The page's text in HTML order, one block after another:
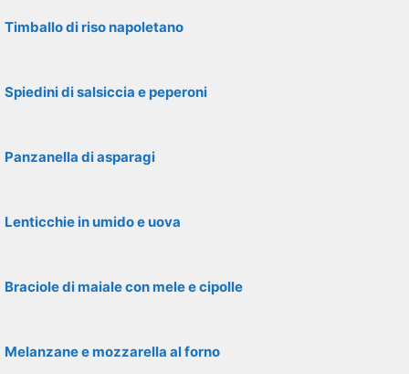
Timballo di riso napoletano
Spiedini di salsiccia e peperoni
Panzanella di asparagi
Lenticchie in umido e uova
Braciole di maiale con mele e cipolle
Melanzane e mozzarella al forno